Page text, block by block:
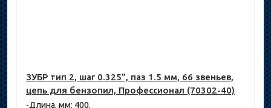
ЗУБР тип 2, шаг 0.325", паз 1.5 мм, 66 звеньев,
цепь для бензопил, Профессионал (70302-40)
-Длина, мм: 400,